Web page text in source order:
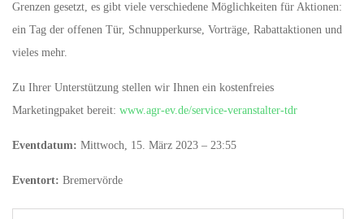
Grenzen gesetzt, es gibt viele verschiedene Möglichkeiten für Aktionen:
ein Tag der offenen Tür, Schnupperkurse, Vorträge, Rabattaktionen und
vieles mehr.
Zu Ihrer Unterstützung stellen wir Ihnen ein kostenfreies
Marketingpaket bereit: www.agr-ev.de/service-veranstalter-tdr
Eventdatum: Mittwoch, 15. März 2023 – 23:55
Eventort: Bremervörde